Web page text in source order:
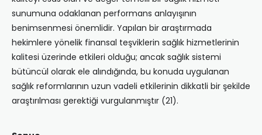
sunumuna odaklanan performans anlayışının
benimsenmesi önemlidir. Yapılan bir araştırmada
hekimlere yönelik finansal teşviklerin sağlık hizmetlerinin
kalitesi üzerinde etkileri olduğu; ancak sağlık sistemi
bütüncül olarak ele alındığında, bu konuda uygulanan
sağlık reformlarının uzun vadeli etkilerinin dikkatli bir şekilde
araştırılması gerektiği vurgulanmıştır (21).